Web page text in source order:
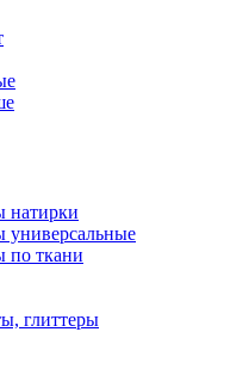
натирки
универсальные
по ткани
глиттеры